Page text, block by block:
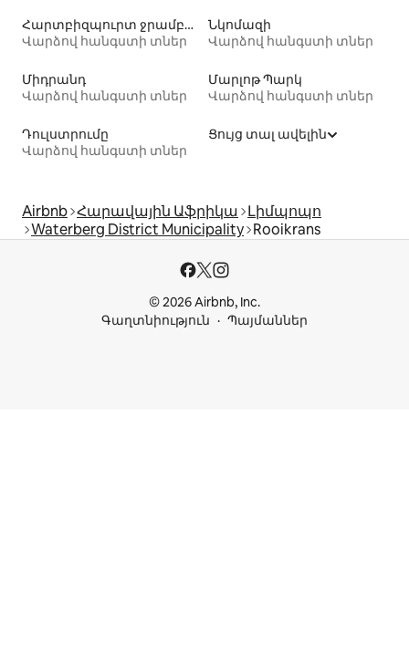
Հարտբիզպուրտ ջրամբարի բնական արգելոց
Վարձով հանգստի տներ
Նկոմազի
Վարձով հանգստի տներ
Միդրանդ
Վարձով հանգստի տներ
Մարլոթ Պարկ
Վարձով հանգստի տներ
Դուլստրումը
Վարձով հանգստի տներ
Ցույց տալ ավելին
Airbnb Հարավային Աֆրիկա Լիմպոպո
Waterberg District Municipality Rooikrans
© 2026 Airbnb, Inc.
Գաղտնիություն
Պայմաններ